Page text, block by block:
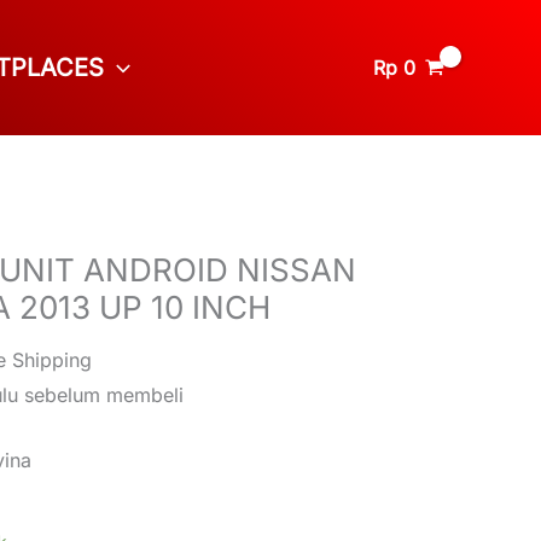
Rp 0
ANDROID NISSAN
2013 UP 10 INCH
Shipping
sebelum membeli